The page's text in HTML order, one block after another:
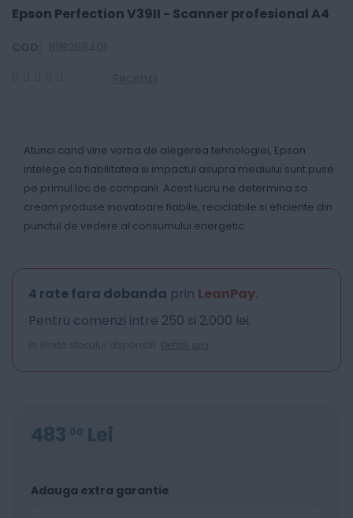
Epson Perfection V39II - Scanner profesional A4
Atunci cand vine vorba de alegerea tehnologiei, Epson
intelege ca fiabilitatea si impactul asupra mediului sunt puse
pe primul loc de companii. Acest lucru ne determina sa
cream produse inovatoare fiabile, reciclabile si eficiente din
punctul de vedere al consumului energetic.
4 rate fara dobanda prin LeanPay.
Pentru comenzi intre 250 si 2.000 lei.
In limita stocului disponibil. Detalii aici
483 00 Lei
Adauga extra garantie